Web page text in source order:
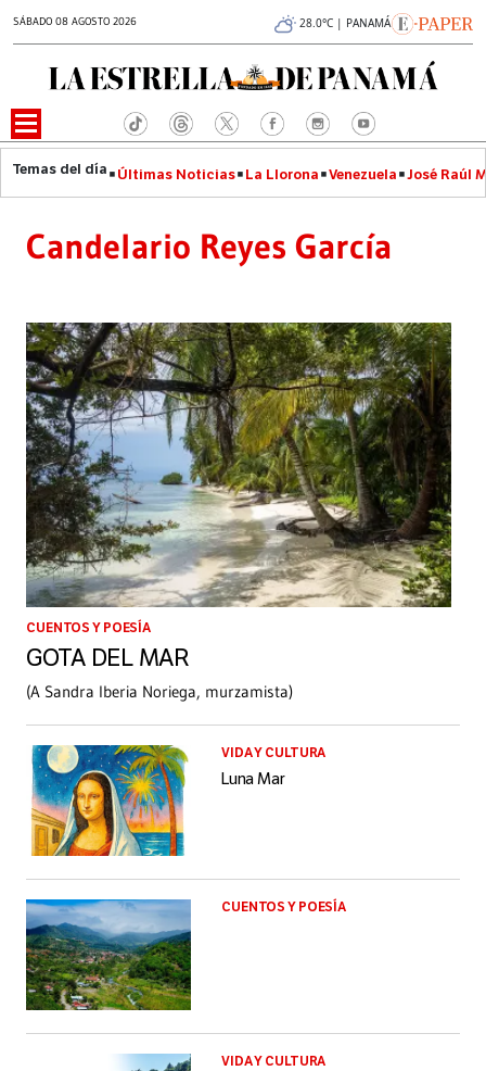
SÁBADO 08 AGOSTO 2026 28.0°C | PANAMÁ
Últimas Noticias La Llorona Venezuela José Raúl
Candelario Reyes García
CUENTOS Y POESÍA
GOTA DEL MAR
(A Sandra Iberia Noriega, murzamista)
VIDA Y CULTURA
Luna Mar
CUENTOS Y POESÍA
VIDA Y CULTURA